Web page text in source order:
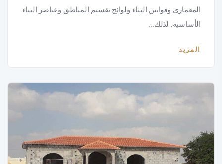
المعماري وقوانين البناء ولوائح تقسيم المناطق وعناصر البناء
الأساسية. لذلك...
المزيد